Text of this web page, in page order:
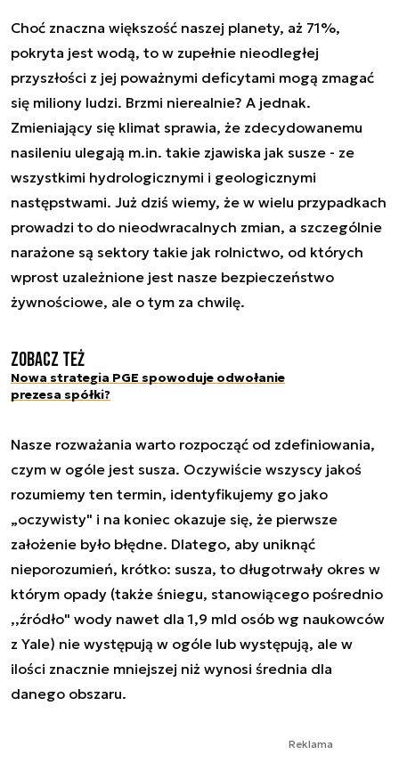
Choć znaczna większość naszej planety, aż 71%,
pokryta jest wodą, to w zupełnie nieodległej
przyszłości z jej poważnymi deficytami mogą zmagać
się miliony ludzi. Brzmi nierealnie? A jednak.
Zmieniający się klimat sprawia, że zdecydowanemu
nasileniu ulegają m.in. takie zjawiska jak susze - ze
wszystkimi hydrologicznymi i geologicznymi
następstwami. Już dziś wiemy, że w wielu przypadkach
prowadzi to do nieodwracalnych zmian, a szczególnie
narażone są sektory takie jak rolnictwo, od których
wprost uzależnione jest nasze bezpieczeństwo
żywnościowe, ale o tym za chwilę.
Zobacz też
Nowa strategia PGE spowoduje odwołanie
prezesa spółki?
Nasze rozważania warto rozpocząć od zdefiniowania,
czym w ogóle jest susza. Oczywiście wszyscy jakoś
rozumiemy ten termin, identyfikujemy go jako
„oczywisty" i na koniec okazuje się, że pierwsze
założenie było błędne. Dlatego, aby uniknąć
nieporozumień, krótko: susza, to długotrwały okres w
którym opady (także śniegu, stanowiącego pośrednio
,,źródło" wody nawet dla 1,9 mld osób wg naukowców
z Yale) nie występują w ogóle lub występują, ale w
ilości znacznie mniejszej niż wynosi średnia dla
danego obszaru.
Reklama